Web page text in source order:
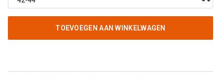
TOEVOEGEN AAN WINKELWAGEN